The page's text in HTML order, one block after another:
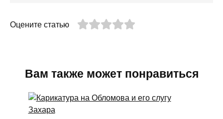
Оцените статью
Вам также может понравиться